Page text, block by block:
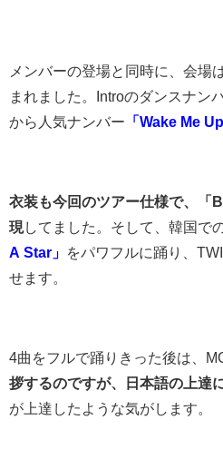
メンバーの登場と同時に、会場
まれました。Introのダンスナン
から人気ナンバー 「Wake Me Up
衣装も今回のツアー仕様で、「
現してました。そして、韓国で
A Star」
をパワフルに踊り、
せます。
4曲をフルで踊りきった後は、
拶するのですが、日本語の上達
が上達したような気がします。